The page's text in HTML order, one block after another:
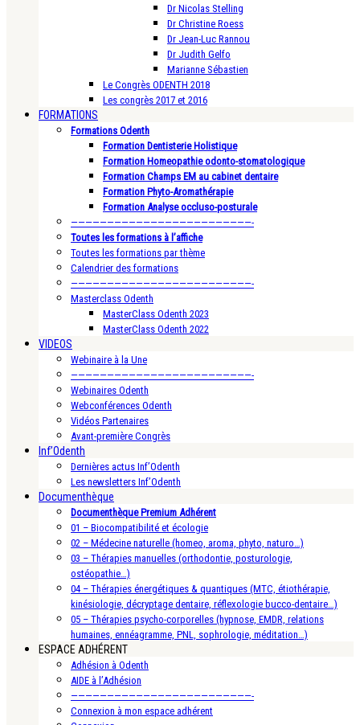
Dr Nicolas Stelling
Dr Christine Roess
Dr Jean-Luc Rannou
Dr Judith Gelfo
Marianne Sébastien
Le Congrès ODENTH 2018
Les congrès 2017 et 2016
FORMATIONS
Formations Odenth
Formation Dentisterie Holistique
Formation Homeopathie odonto-stomatologique
Formation Champs EM au cabinet dentaire
Formation Phyto-Aromathérapie
Formation Analyse occluso-posturale
—————————————————————————-
Toutes les formations à l’affiche
Toutes les formations par thème
Calendrier des formations
—————————————————————————-
Masterclass Odenth
MasterClass Odenth 2023
MasterClass Odenth 2022
VIDEOS
Webinaire à la Une
—————————————————————————-
Webinaires Odenth
Webconférences Odenth
Vidéos Partenaires
Avant-première Congrès
Inf’Odenth
Dernières actus Inf’Odenth
Les newsletters Inf’Odenth
Documenthèque
Documenthèque Premium Adhérent
01 – Biocompatibilité et écologie
02 – Médecine naturelle (homeo, aroma, phyto, naturo…)
03 – Thérapies manuelles (orthodontie, posturologie,
ostéopathie…)
04 – Thérapies énergétiques & quantiques (MTC, étiothérapie,
kinésiologie, décryptage dentaire, réflexologie bucco-dentaire…)
05 – Thérapies psycho-corporelles (hypnose, EMDR, relations
humaines, ennéagramme, PNL, sophrologie, méditation…)
ESPACE ADHÉRENT
Adhésion à Odenth
AIDE à l’Adhésion
—————————————————————————-
Connexion à mon espace adhérent